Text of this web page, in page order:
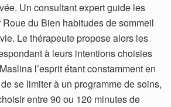
Un consultant expert guide les
du Bien habitudes de sommeil
Le thérapeute propose alors les
à leurs intentions choisies
l’esprit étant constamment en
se limiter à un programme de soins,
entre 90 ou 120 minutes de